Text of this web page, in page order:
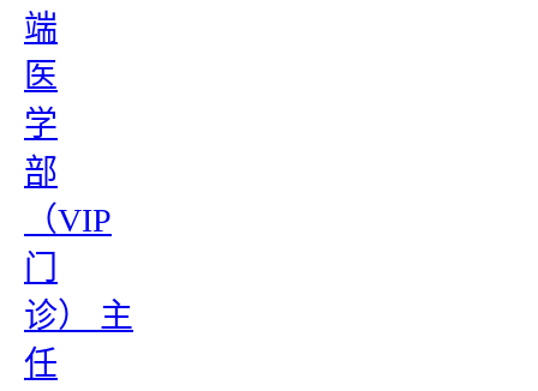
端
医
学
部
（VIP
门
诊） 主
任